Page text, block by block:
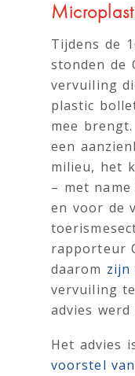
Tijdens de
stonden de
vervuiling
plastic
mee
een
milieu, het
– met
en voor de
rapporteur
daarom zijn
vervuiling
advies
Het advies
voorstel